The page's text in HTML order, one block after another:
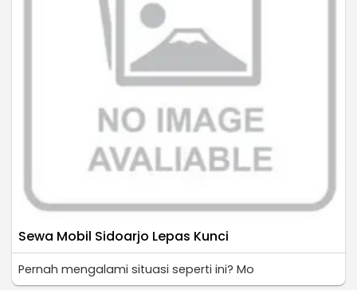
Sewa Mobil Sidoarjo Lepas Kunci
Pernah mengalami situasi seperti ini? Mo